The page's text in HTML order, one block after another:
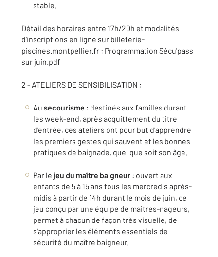
stable.
Détail des horaires entre 17h/20h et modalités
d'inscriptions en ligne sur billeterie-
piscines.montpellier.fr : Programmation Sécu'pass
sur juin.pdf
2 - ATELIERS DE SENSIBILISATION :
Au secourisme : destinés aux familles durant
les week-end, après acquittement du titre
d'entrée, ces ateliers ont pour but d'apprendre
les premiers gestes qui sauvent et les bonnes
pratiques de baignade, quel que soit son âge.
Par le jeu du maître baigneur : ouvert aux
enfants de 5 à 15 ans tous les mercredis après-
midis à partir de 14h durant le mois de juin, ce
jeu conçu par une équipe de maitres-nageurs,
permet à chacun de façon très visuelle, de
s'approprier les éléments essentiels de
sécurité du maître baigneur.